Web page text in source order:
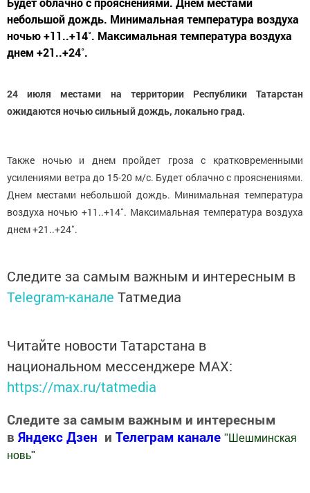
небольшой дождь. Минимальная температура воздуха
ночью +11..+14˚. Максимальная температура воздуха
днем +21..+24˚.
24 июля местами на территории Республики Татарстан
ожидаются ночью сильный дождь, локально град.
Также ночью и днем пройдет гроза с кратковременными
усилениями ветра до 15-20 м/с. Будет облачно с прояснениями.
Днем местами небольшой дождь. Минимальная температура
воздуха ночью +11..+14˚. Максимальная температура воздуха
днем +21..+24˚.
Следите за самым важным и интересным в
Telegram-канале Татмедиа
Читайте новости Татарстана в
национальном мессенджере MАХ:
https://max.ru/tatmedia
Следите за самым важным и интересным
в Яндекс Дзен и Телеграм канале " Шешминская
новь"